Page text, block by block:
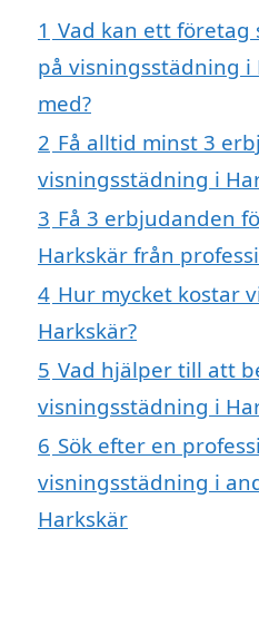
1 Vad kan ett företag
på visningsstädning
med?
2 Få alltid minst 3
visningsstädning i
3 Få 3 erbjudanden
Harkskär från
4 Hur mycket kostar
Harkskär?
5 Vad hjälper till att
visningsstädning i
6 Sök efter en
visningsstädning i
Harkskär